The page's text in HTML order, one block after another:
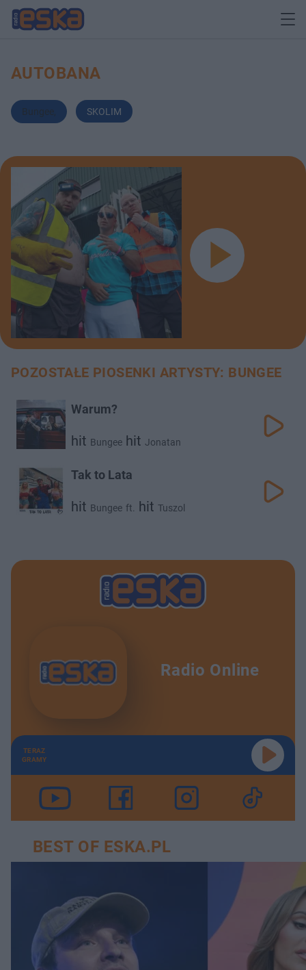
AUTOBANA
Bungee SKOLIM
POZOSTAŁE PIOSENKI ARTYSTY: BUNGEE
Warum?
hit Bungee hit Jonatan
Tak to Lata
hit Bungee ft. hit Tuszol
Radio Online
TERAZ
GRAMY
BEST OF ESKA.PL